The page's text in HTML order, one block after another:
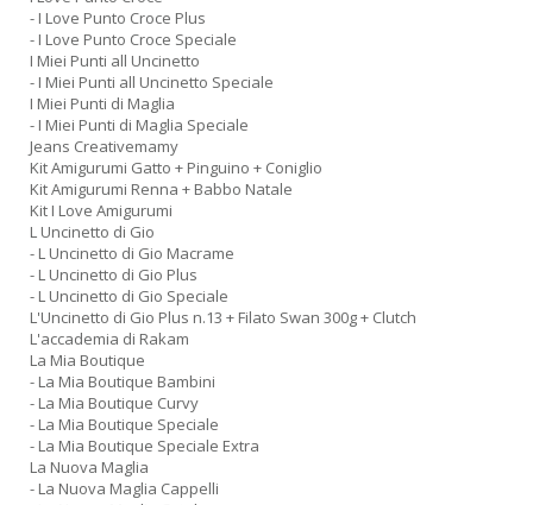
- I Love Punto Croce Plus
- I Love Punto Croce Speciale
I Miei Punti all Uncinetto
- I Miei Punti all Uncinetto Speciale
I Miei Punti di Maglia
- I Miei Punti di Maglia Speciale
Jeans Creativemamy
Kit Amigurumi Gatto + Pinguino + Coniglio
Kit Amigurumi Renna + Babbo Natale
Kit I Love Amigurumi
L Uncinetto di Gio
- L Uncinetto di Gio Macrame
- L Uncinetto di Gio Plus
- L Uncinetto di Gio Speciale
L'Uncinetto di Gio Plus n.13 + Filato Swan 300g + Clutch
L'accademia di Rakam
La Mia Boutique
- La Mia Boutique Bambini
- La Mia Boutique Curvy
- La Mia Boutique Speciale
- La Mia Boutique Speciale Extra
La Nuova Maglia
- La Nuova Maglia Cappelli